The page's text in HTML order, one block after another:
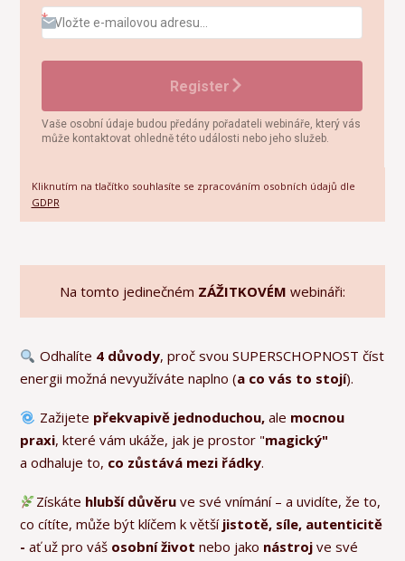
Kliknutím na tlačítko souhlasíte se zpracováním osobních údajů dle
GDPR
Na tomto jedinečném ZÁŽITKOVÉM webináři:
Odhalíte 4 důvody, proč svou SUPERSCHOPNOST číst
energii možná nevyužíváte naplno (a co vás to stojí).
Zažijete překvapivě jednoduchou,ale mocnou
praxi, které vám ukáže, jak je prostor "magický"
a odhaluje to, co zůstává mezi řádky.
Získáte hlubší důvěruve své vnímání – a uvidíte, že to,
co cítíte, může být klíčem k větší jistotě, síle, autenticitě
-ať už pro váš osobní životnebo jako nástroj ve své